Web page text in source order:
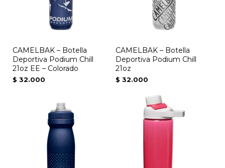
CAMELBAK – Botella
Deportiva Podium Chill
21oz EE – Colorado
$ 32.000
CAMELBAK – Botella
Deportiva Podium Chill
21oz
$ 32.000
pueden
elegir
en
producto
múltiples
variantes.